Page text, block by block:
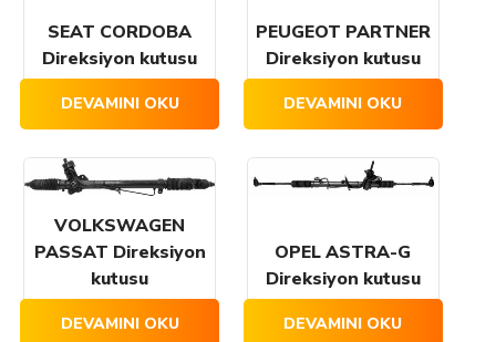
SEAT CORDOBA
Direksiyon kutusu
DEVAMINI OKU
PEUGEOT PARTNER
Direksiyon kutusu
DEVAMINI OKU
VOLKSWAGEN
PASSAT Direksiyon
kutusu
DEVAMINI OKU
OPEL ASTRA-G
Direksiyon kutusu
DEVAMINI OKU